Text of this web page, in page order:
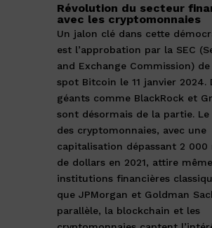
Révolution du secteur
avec les cryptomonnaies
Un jalon clé dans cette
est l’approbation par la SEC
and Exchange Commission) de
spot Bitcoin le 11 janvier 2024.
géants comme BlackRock et
sont désormais de la partie. Le
des cryptomonnaies, avec une
capitalisation dépassant 2 000
de dollars en 2021, attire
institutions financières
que JPMorgan et Goldman
parallèle, la blockchain et les